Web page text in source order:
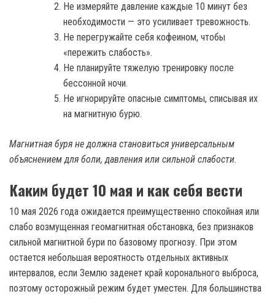
Не измеряйте давление каждые 10 минут без
необходимости — это усиливает тревожность.
Не перегружайте себя кофеином, чтобы
«пережить слабость».
Не планируйте тяжелую тренировку после
бессонной ночи.
Не игнорируйте опасные симптомы, списывая их
на магнитную бурю.
Магнитная буря не должна становиться универсальным
объяснением для боли, давления или сильной слабости.
Каким будет 10 мая и как себя вести
10 мая 2026 года ожидается преимущественно спокойная или
слабо возмущенная геомагнитная обстановка, без признаков
сильной магнитной бури по базовому прогнозу. При этом
остается небольшая вероятность отдельных активных
интервалов, если Землю заденет край коронального выброса,
поэтому осторожный режим будет уместен. Для большинства